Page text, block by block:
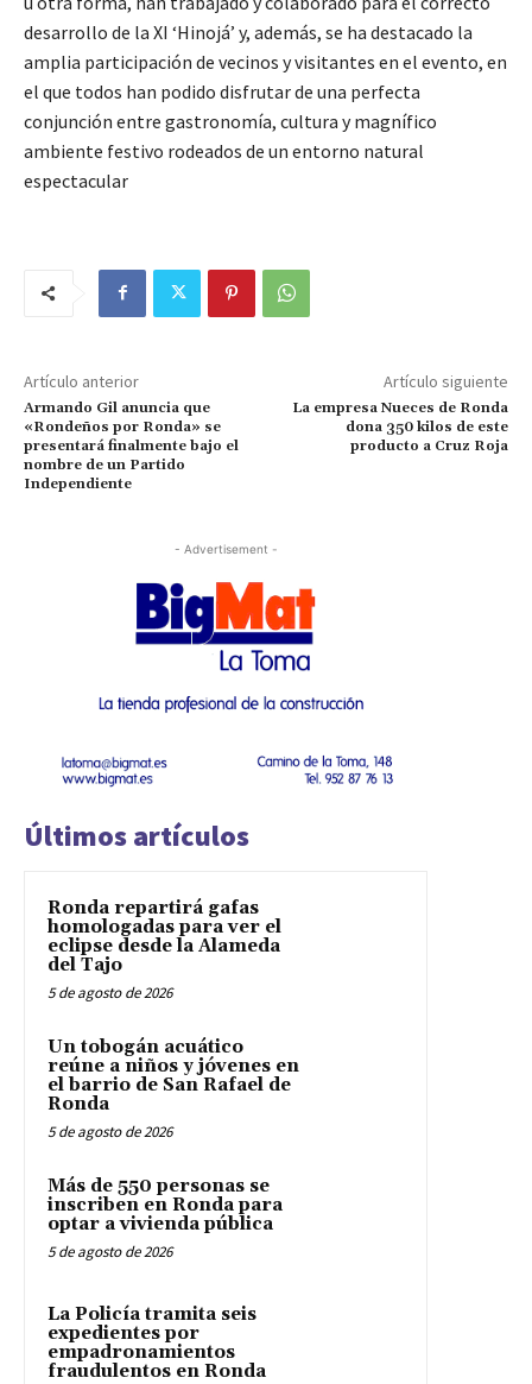
desarrollo de la XI ‘Hinojá’ y, además, se ha destacado la
amplia participación de vecinos y visitantes en el evento, en
el que todos han podido disfrutar de una perfecta
conjunción entre gastronomía, cultura y magnífico
ambiente festivo rodeados de un entorno natural
espectacular
Artículo anterior
Armando Gil anuncia que
«Rondeños por Ronda» se
presentará finalmente bajo el
nombre de un Partido
Independiente
Artículo siguiente
La empresa Nueces de Ronda
dona 350 kilos de este
producto a Cruz Roja
- Advertisement -
Últimos artículos
Ronda repartirá gafas
homologadas para ver el
eclipse desde la Alameda
del Tajo
5 de agosto de 2026
Un tobogán acuático
reúne a niños y jóvenes en
el barrio de San Rafael de
Ronda
5 de agosto de 2026
Más de 550 personas se
inscriben en Ronda para
optar a vivienda pública
5 de agosto de 2026
La Policía tramita seis
expedientes por
empadronamientos
fraudulentos en Ronda